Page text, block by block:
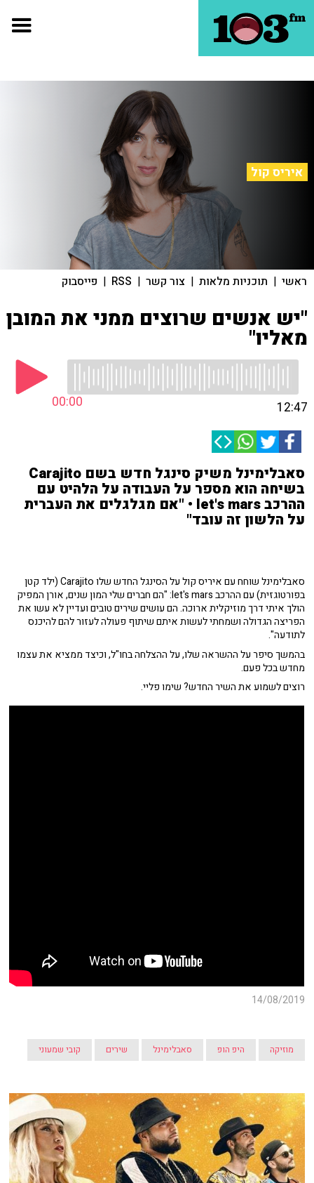
איריס קול
ראשי | תוכניות מלאות | צור קשר |
RSS
| פייסבוק
"יש אנשים שרוצים ממני את המובן
מאליו"
00:00 12:47
סאבלימינל משיק סינגל חדש בשם Carajito
בשיחה הוא מספר על העבודה על הלהיט עם
ההרכב let's mars • "אם מגלגלים את העברית
על הלשון זה עובד"
סאבלימינל שוחח עם איריס קול על הסינגל החדש שלו Carajito (ילד קטן
בפורטוגזית) עם ההרכב let's mars: "הם חברים שלי המון שנים, אורן המפיק
הולך איתי דרך מוזיקלית ארוכה. הם עושים שירים טובים ועדיין לא עשו את
הפריצה הגדולה ושמחתי לעשות איתם שיתוף פעולה לעזור להם להיכנס
לתודעה".
בהמשך סיפר על ההשראה שלו, על ההצלחה בחו"ל, וכיצד ממציא את עצמו
מחדש בכל פעם.
רוצים לשמוע את השיר החדש? שימו פליי.
14/08/2019
מוזיקה היפ הופ סאבלימינל שירים קובי שמעוני